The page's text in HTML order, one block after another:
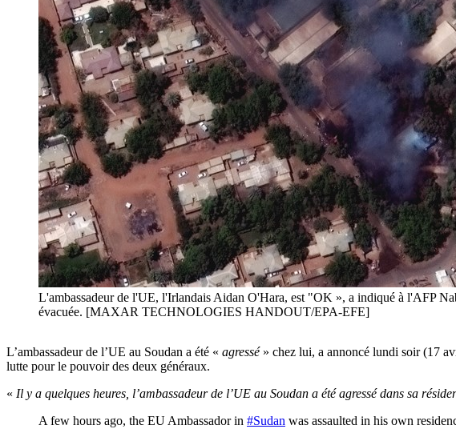
L'ambassadeur de l'UE, l'Irlandais Aidan O'Hara, est "OK », a indiqué à l'AFP
évacuée. [MAXAR TECHNOLOGIES HANDOUT/EPA-EFE]
L’ambassadeur de l’UE au Soudan a été « agressé » chez lui, a annoncé lundi soir (17
lutte pour le pouvoir des deux généraux.
« Il y a quelques heures, l’ambassadeur de l’UE au Soudan a été agressé dans sa
A few hours ago, the EU Ambassador in #Sudan was assaulted in his own